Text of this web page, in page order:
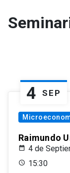
4 SEP
Raimundo
4 de
15:30